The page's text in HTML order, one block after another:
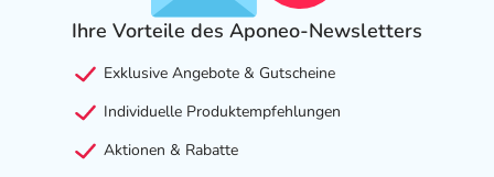
Ihre Vorteile des Aponeo-Newsletters
Exklusive Angebote & Gutscheine
Individuelle Produktempfehlungen
Aktionen & Rabatte